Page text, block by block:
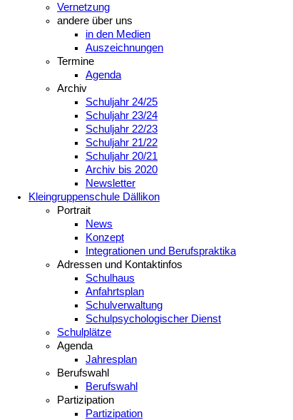
Vernetzung
andere über uns
in den Medien
Auszeichnungen
Termine
Agenda
Archiv
Schuljahr 24/25
Schuljahr 23/24
Schuljahr 22/23
Schuljahr 21/22
Schuljahr 20/21
Archiv bis 2020
Newsletter
Kleingruppenschule Dällikon
Portrait
News
Konzept
Integrationen und Berufspraktika
Adressen und Kontaktinfos
Schulhaus
Anfahrtsplan
Schulverwaltung
Schulpsychologischer Dienst
Schulplätze
Agenda
Jahresplan
Berufswahl
Berufswahl
Partizipation
Partizipation